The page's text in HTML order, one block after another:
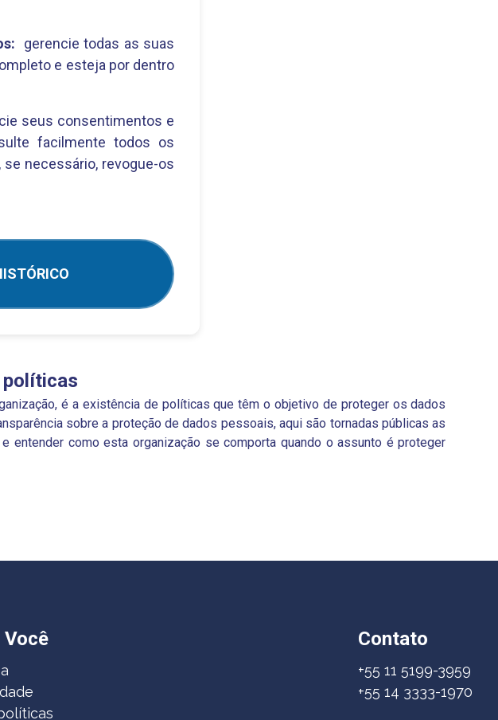
gerencie todas as suas
e esteja por dentro
seus consentimentos e
facilmente todos os
necessário, revogue-os
políticas
é a existência de políticas que têm o objetivo de proteger os dados
sobre a proteção de dados pessoais, aqui são tornadas públicas as
entender como esta organização se comporta quando o assunto é proteger
Contato
+55 11 5199-3959
+55 14 3333-1970